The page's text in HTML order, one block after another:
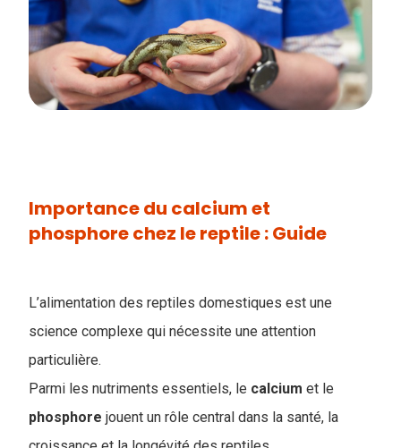
Importance du calcium et
phosphore chez le reptile : Guide
L’alimentation des reptiles domestiques est une
science complexe qui nécessite une attention
particulière.
Parmi les nutriments essentiels, le calcium et le
phosphore jouent un rôle central dans la santé, la